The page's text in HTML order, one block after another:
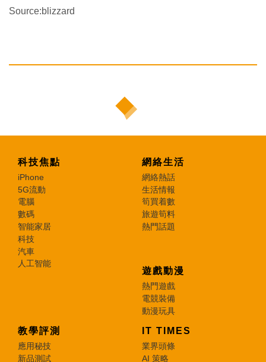
Source:blizzard
科技焦點
iPhone
5G流動
電腦
數碼
智能家居
科技
汽車
人工智能
網絡生活
網絡熱話
生活情報
筍買着數
旅遊筍料
熱門話題
遊戲動漫
熱門遊戲
電競裝備
動漫玩具
教學評測
應用秘技
新品測試
IT TIMES
業界頭條
AI 策略